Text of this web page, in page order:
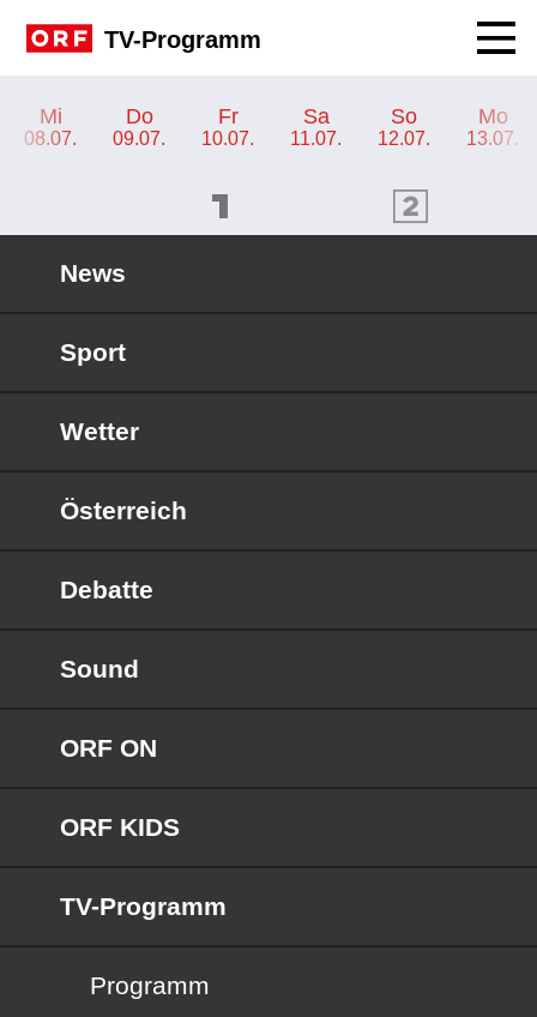
TV-Programm
Mi
08.07.
Do
09.07.
Fr
10.07.
Sa
11.07.
So
12.07.
Mo
13.07.
ORF 2 Programm
News
Sport
Wetter
Österreich
Debatte
Sound
ORF ON
ORF KIDS
TV-Programm
Programm